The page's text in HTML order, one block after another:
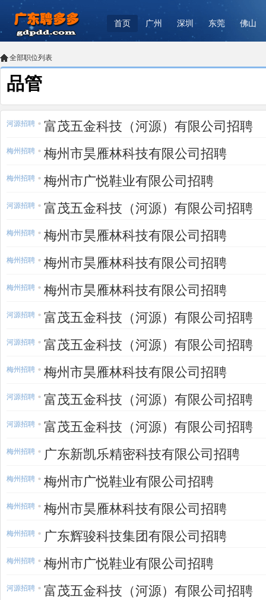
首页 广州 深圳 东莞 佛山
全部职位列表
品管
河源招聘 富茂五金科技（河源）有限公司招聘
梅州招聘 梅州市昊雁林科技有限公司招聘
梅州招聘 梅州市广悦鞋业有限公司招聘
河源招聘 富茂五金科技（河源）有限公司招聘
梅州招聘 梅州市昊雁林科技有限公司招聘
梅州招聘 梅州市昊雁林科技有限公司招聘
梅州招聘 梅州市昊雁林科技有限公司招聘
河源招聘 富茂五金科技（河源）有限公司招聘
河源招聘 富茂五金科技（河源）有限公司招聘
梅州招聘 梅州市昊雁林科技有限公司招聘
河源招聘 富茂五金科技（河源）有限公司招聘
河源招聘 富茂五金科技（河源）有限公司招聘
梅州招聘 广东新凯乐精密科技有限公司招聘
梅州招聘 梅州市广悦鞋业有限公司招聘
梅州招聘 梅州市昊雁林科技有限公司招聘
梅州招聘 广东辉骏科技集团有限公司招聘
梅州招聘 梅州市广悦鞋业有限公司招聘
河源招聘 富茂五金科技（河源）有限公司招聘